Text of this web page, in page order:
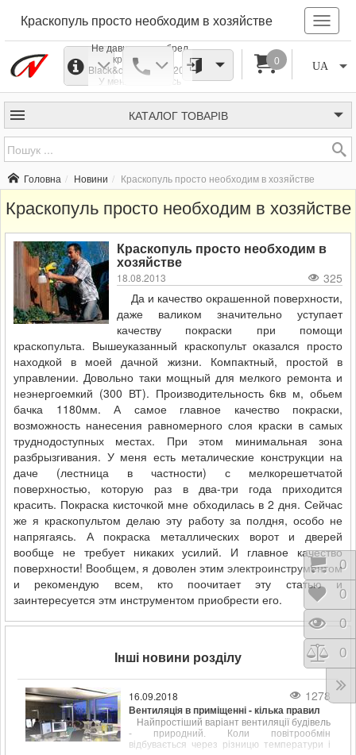
Краскопуль просто необходим в хозяйстве
Не давно я приобрел
краскопульт
Black&deckerHVLP200.
У меня почти весь
электроинструмент
этой фирмы. Цены
умеренные, в
эксплуатации
инструмент надежен.
дачу, где часто
выполнять
покрасочно-малярные
работы. Покраска
кисточкой или валиком
трудоемка.
UA
0
КАТАЛОГ ТОВАРІВ
Головна Новини Краскопуль просто необходим в хозяйстве
Краскопуль просто необходим в хозяйстве
Краскопуль просто необходим в
хозяйстве
18.08.2013
325
Да и качество окрашенной поверхности,
даже валиком значительно уступает
качеству покраски при помощи
краскопульта. Вышеуказанный краскопульт оказался просто
находкой в моей дачной жизни. Компактный, простой в
управлении. Довольно таки мощный для мелкого ремонта и
неэнергоемкий (300 ВТ). Производительность 6кв м, обьем
бачка 1180мм. А самое главное качество покраски,
возможность нанесения равномерного слоя краски в самых
труднодоступных местах. При этом минимальная зона
разбрызгивания. У меня есть металические конструкции на
даче (лестница в частности) с мелкорешетчатой
поверхностью, которую раз в два-три года приходится
красить. Покраска кисточкой мне обходилась в 2 дня. Сейчас
же я краскопультом делаю эту работу за полдня, особо не
напрягаясь. А покраска металлических ворот и дверей
вообще не требует никаких усилий. И главное качество
поверхности! Вообщем, я доволен этим электроинструментом
и рекомендую всем, кто поочитает эту статью и
заинтересуется этм инструментом приобрести его.
Інші новини розділу
16.09.2018 1278
Вентиляція в приміщенні - кілька правил
Найпростіший варіант вентиляції будівель
- природний. Коли повітрообмін
відбувається через різницю температури і
0
0
0
0